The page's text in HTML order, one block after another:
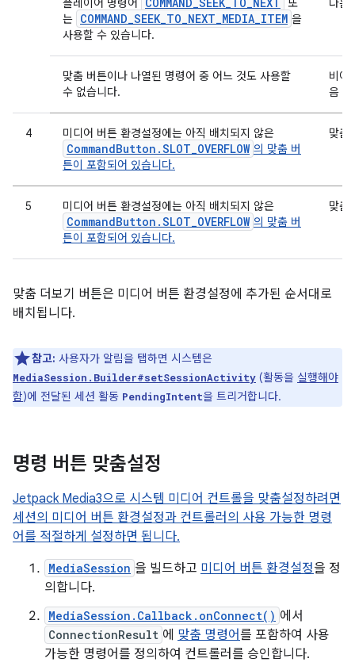
플레이어 명령어
또
는 COMMAND_SEEK_TO_NEXT_MEDIA_ITEM 을
사용할 수 있습니다.
다음
맞춤 버튼이나 나열된 명령어 중 어느 것도 사용할
수 없습니다.
비어
음
4 미디어 버튼 환경설정에는 아직 배치되지 않은
CommandButton.SLOT_OVERFLOW 의 맞춤 버
튼이 포함되어 있습니다.
맞춤
5 미디어 버튼 환경설정에는 아직 배치되지 않은
CommandButton.SLOT_OVERFLOW 의 맞춤 버
튼이 포함되어 있습니다.
맞춤
맞춤 더보기 버튼은 미디어 버튼 환경설정에 추가된 순서대로
배치됩니다.
참고: 사용자가 알림을 탭하면 시스템은
MediaSession.Builder#setSessionActivity (활동을 실행해야
함)에 전달된 세션 활동 PendingIntent을 트리거합니다.
명령 버튼 맞춤설정
Jetpack Media3으로 시스템 미디어 컨트롤을 맞춤설정하려면
세션의 미디어 버튼 환경설정과 컨트롤러의 사용 가능한 명령
어를 적절하게 설정하면 됩니다.
MediaSession 을 빌드하고 미디어 버튼 환경설정을 정
의합니다.
MediaSession.Callback.onConnect() 에서
ConnectionResult 에 맞춤 명령어를 포함하여 사용
가능한 명령어를 정의하여 컨트롤러를 승인합니다.